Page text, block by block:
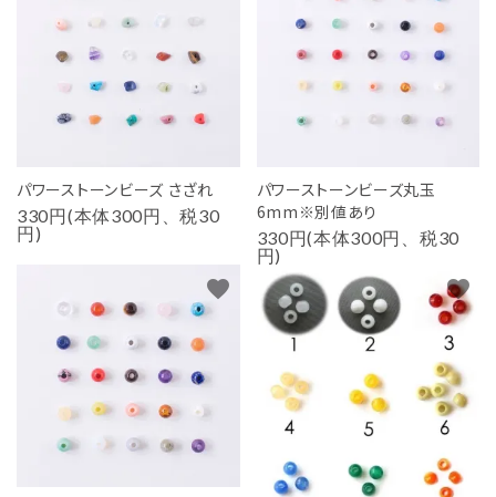
WORKSHOP
お知らせ
店舗
CONTACT
パワーストーンビーズ さざれ
330円(本体300円、税30
円)
パワーストーンビーズ丸玉
6mm※別値あり
330円(本体300円、税30
円)
favorite favorite